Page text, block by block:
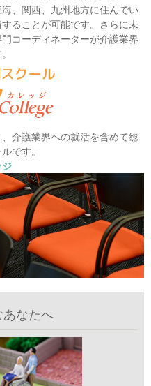
、関西、九州地方に住んでい
ることが可能です。さらに未
コーディネーターが介護業界
介護業界への就活を含めて総
です。
なたへ